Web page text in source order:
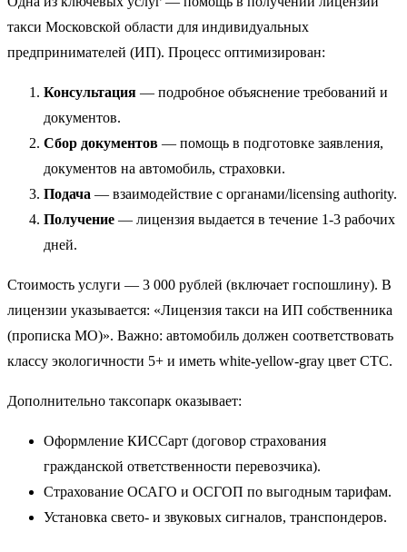
такси Московской области для индивидуальных
предпринимателей (ИП). Процесс оптимизирован:
Консультация — подробное объяснение требований и
документов.
Сбор документов — помощь в подготовке заявления,
документов на автомобиль, страховки.
Подача — взаимодействие с органами/licensing authority.
Получение — лицензия выдается в течение 1-3 рабочих
дней.
Стоимость услуги — 3 000 рублей (включает госпошлину). В
лицензии указывается: «Лицензия такси на ИП собственника
(прописка МО)». Важно: автомобиль должен соответствовать
классу экологичности 5+ и иметь white-yellow-gray цвет СТС.
Дополнительно таксопарк оказывает:
Оформление КИССарт (договор страхования
гражданской ответственности перевозчика).
Страхование ОСАГО и ОСГОП по выгодным тарифам.
Установка свето- и звуковых сигналов, транспондеров.